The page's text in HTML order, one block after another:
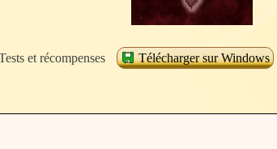
et récompenses Télécharger sur Windows